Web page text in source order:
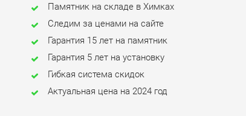
Памятник на складе в Химках
Следим за ценами на сайте
Гарантия 15 лет на памятник
Гарантия 5 лет на установку
Гибкая система скидок
Актуальная цена на 2024 год